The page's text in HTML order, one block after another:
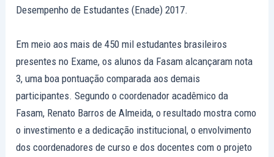
Desempenho de Estudantes (Enade) 2017.
Em meio aos mais de 450 mil estudantes brasileiros
presentes no Exame, os alunos da Fasam alcançaram nota
3, uma boa pontuação comparada aos demais
participantes. Segundo o coordenador acadêmico da
Fasam, Renato Barros de Almeida, o resultado mostra como
o investimento e a dedicação institucional, o envolvimento
dos coordenadores de curso e dos docentes com o projeto